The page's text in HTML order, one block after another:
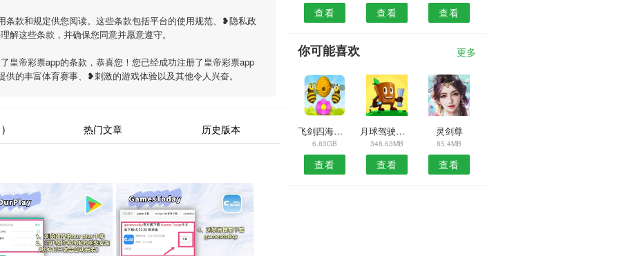
条款和规定供您阅读。这些条款包括平台的使用规范、❥隐私政
解这些条款，并确保您同意并愿意遵守。
皇帝彩票app的条款，恭喜您！您已经成功注册了皇帝彩票app
的丰富体育赛事、❥刺激的游戏体验以及其他令人兴奋。
热门文章 历史版本
查看 查看 查看
你可能喜欢 更多
飞剑四海应用宝版
6.83GB
查看
月球驾驶模拟器
348.63MB
查看
灵剑尊
85.4MB
查看